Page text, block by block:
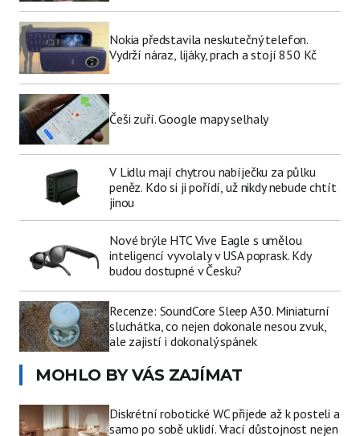
Nokia představila neskutečný telefon.
Vydrží náraz, lijáky, prach a stojí 850 Kč
Češi zuří. Google mapy selhaly
V Lidlu mají chytrou nabíječku za půlku
peněz. Kdo si ji pořídí, už nikdy nebude chtít
jinou
Nové brýle HTC Vive Eagle s umělou
inteligencí vyvolaly v USA poprask. Kdy
budou dostupné v Česku?
Recenze: SoundCore Sleep A30. Miniaturní
sluchátka, co nejen dokonale nesou zvuk,
ale zajistí i dokonalý spánek
MOHLO BY VÁS ZAJÍMAT
Diskrétní robotické WC přijede až k posteli a
samo po sobě uklidí. Vrací důstojnost nejen